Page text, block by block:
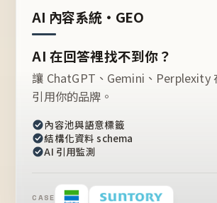
AI 內容系統・GEO
AI 在回答裡找不到你？
讓 ChatGPT、Gemini、Perplexity
引用你的品牌。
內容池與語意標籤
結構化資料 schema
AI 引用監測
CASE